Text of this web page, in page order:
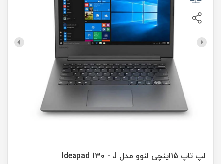
لپ تاپ 15اینچی لنوو مدل Ideapad 130 - J